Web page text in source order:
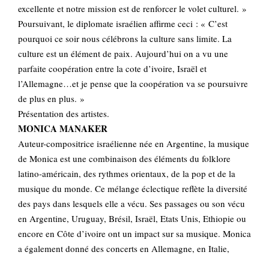
excellente et notre mission est de renforcer le volet culturel. »
Poursuivant, le diplomate israélien affirme ceci : « C’est
pourquoi ce soir nous célébrons la culture sans limite. La
culture est un élément de paix. Aujourd’hui on a vu une
parfaite coopération entre la cote d’ivoire, Israël et
l’Allemagne…et je pense que la coopération va se poursuivre
de plus en plus. »
Présentation des artistes.
MONICA MANAKER
Auteur-compositrice israélienne née en Argentine, la musique
de Monica est une combinaison des éléments du folklore
latino-américain, des rythmes orientaux, de la pop et de la
musique du monde. Ce mélange éclectique reflète la diversité
des pays dans lesquels elle a vécu. Ses passages ou son vécu
en Argentine, Uruguay, Brésil, Israël, Etats Unis, Ethiopie ou
encore en Côte d’ivoire ont un impact sur sa musique. Monica
a également donné des concerts en Allemagne, en Italie,